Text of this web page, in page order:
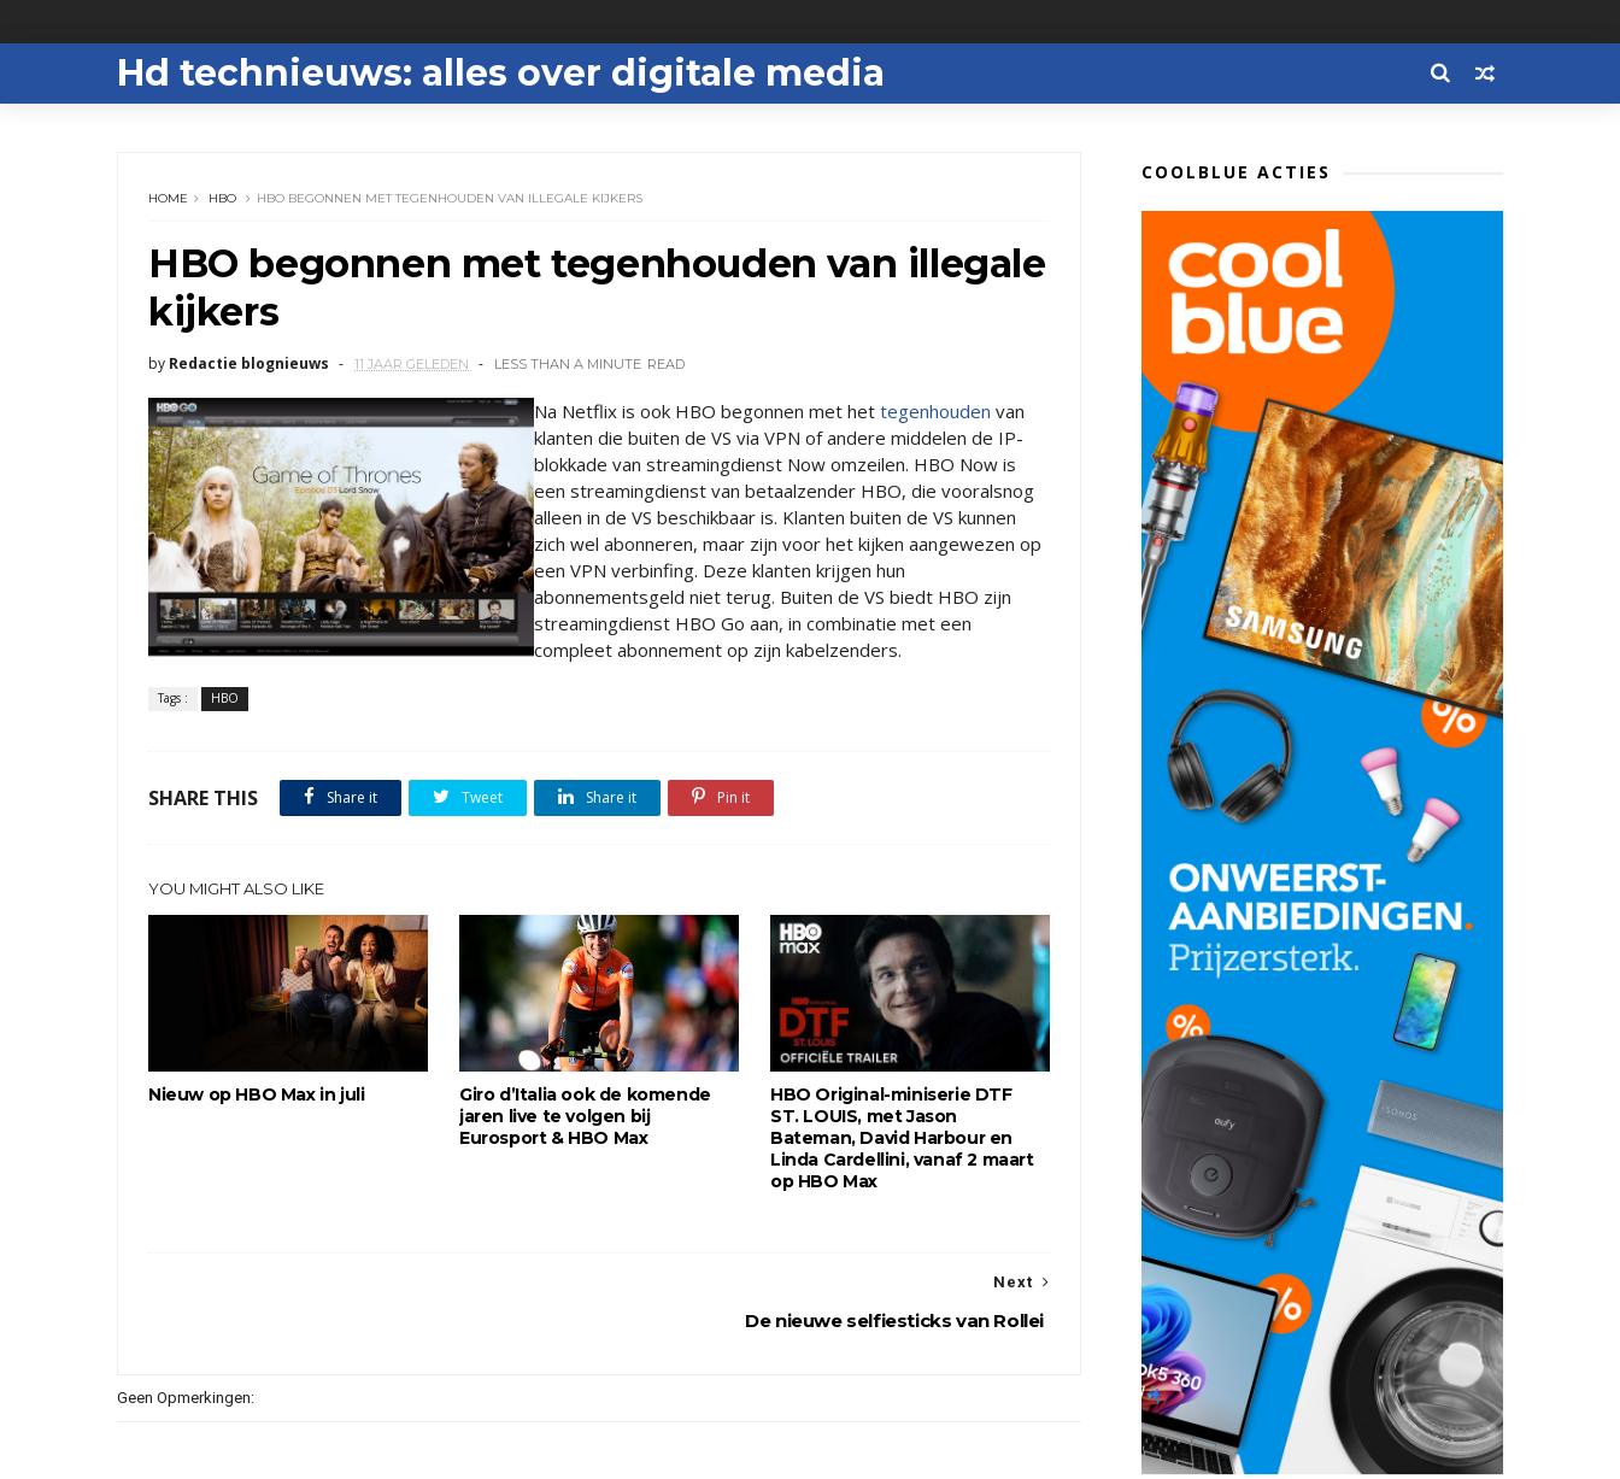
Hd technieuws: alles over digitale media
HOME HBO HBO BEGONNEN MET TEGENHOUDEN VAN ILLEGALE KIJKERS
HBO begonnen met tegenhouden van illegale
kijkers
by Redactie blognieuws 11 JAAR GELEDEN LESS THAN A MINUTE READ
Na Netflix is ook HBO begonnen met het tegenhouden van
klanten die buiten de VS via VPN of andere middelen de IP-
blokkade van streamingdienst Now omzeilen. HBO Now is
een streamingdienst van betaalzender HBO, die vooralsnog
alleen in de VS beschikbaar is. Klanten buiten de VS kunnen
zich wel abonneren, maar zijn voor het kijken aangewezen op
een VPN verbinfing. Deze klanten krijgen hun
abonnementsgeld niet terug. Buiten de VS biedt HBO zijn
streamingdienst HBO Go aan, in combinatie met een
compleet abonnement op zijn kabelzenders.
Tags : HBO
SHARE THIS Share it Tweet Share it Pin it
YOU MIGHT ALSO LIKE
Nieuw op HBO Max in juli
Giro d’Italia ook de komende
jaren live te volgen bij
Eurosport & HBO Max
HBO Original-miniserie DTF
ST. LOUIS, met Jason
Bateman, David Harbour en
Linda Cardellini, vanaf 2 maart
op HBO Max
Next
De nieuwe selfiesticks van Rollei
Geen Opmerkingen:
COOLBLUE ACTIES